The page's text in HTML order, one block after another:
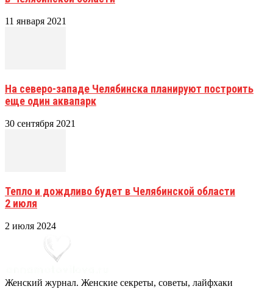
11 января 2021
На северо-западе Челябинска планируют построить
еще один аквапарк
30 сентября 2021
Тепло и дождливо будет в Челябинской области
2 июля
2 июля 2024
Женский журнал. Женские секреты, советы, лайфхаки